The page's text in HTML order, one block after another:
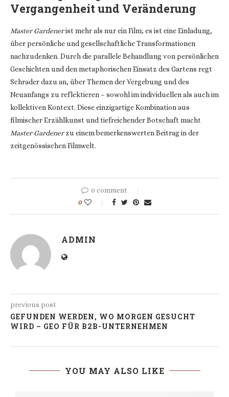
Vergangenheit und Veränderung
Master Gardenerist mehr als nur ein Film; es ist eine Einladung,
über persönliche und gesellschaftliche Transformationen
nachzudenken. Durch die parallele Behandlung von persönlichen
Geschichten und den metaphorischen Einsatz des Gartens regt
Schrader dazu an, über Themen der Vergebung und des
Neuanfangs zu reflektieren – sowohl im individuellen als auch im
kollektiven Kontext. Diese einzigartige Kombination aus
filmischer Erzählkunst und tiefreichender Botschaft macht
Master Gardenerzu einem bemerkenswerten Beitrag in der
zeitgenössischen Filmwelt.
0 comment
0
ADMIN
previous post
GEFUNDEN WERDEN, WO MORGEN GESUCHT
WIRD – GEO FÜR B2B-UNTERNEHMEN
YOU MAY ALSO LIKE